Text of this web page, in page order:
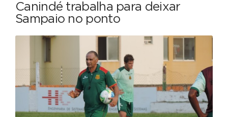
Canindé trabalha para deixar
Sampaio no ponto